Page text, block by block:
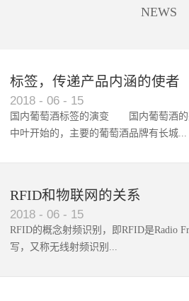
NEWS
标签，传递产品内涵的使者
2018 - 06 - 15
国内葡萄酒标签的演变 国内葡萄酒的
中叶开始的，主要的葡萄酒品牌有长城...
RFID和物联网的关系
2018 - 06 - 15
RFID的概念射频识别，即RFID是Radio
写，又称无线射频识别...